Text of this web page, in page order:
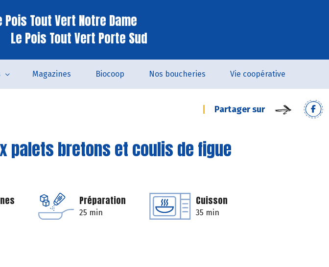
Pois Tout Vert Notre Dame
Le Pois Tout Vert Porte Sud
Magazines Biocoop Nos boucheries Vie coopérative
Partager sur
palets bretons et coulis de figue
Préparation
25 min
Cuisson
35 min